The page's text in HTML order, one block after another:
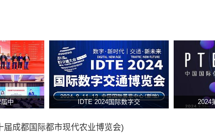
中 IDTE 2024国际数字交 2024
届成都国际都市现代农业博览会)